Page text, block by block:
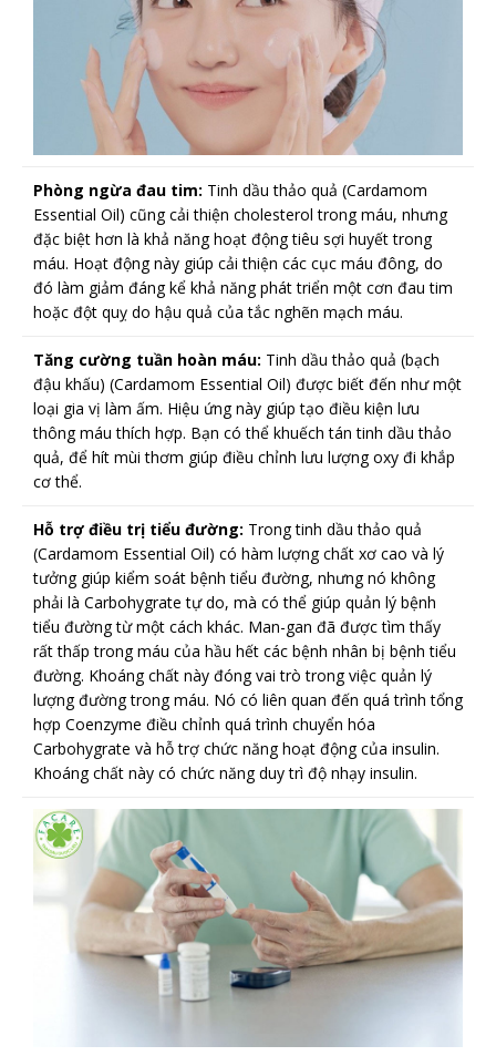
Phòng ngừa đau tim: Tinh dầu thảo quả (Cardamom
Essential Oil) cũng cải thiện cholesterol trong máu, nhưng
đặc biệt hơn là khả năng hoạt động tiêu sợi huyết trong
máu. Hoạt động này giúp cải thiện các cục máu đông, do
đó làm giảm đáng kể khả năng phát triển một cơn đau tim
hoặc đột quỵ do hậu quả của tắc nghẽn mạch máu.
Tăng cường tuần hoàn máu: Tinh dầu thảo quả (bạch
đậu khấu) (Cardamom Essential Oil) được biết đến như một
loại gia vị làm ấm. Hiệu ứng này giúp tạo điều kiện lưu
thông máu thích hợp. Bạn có thể khuếch tán tinh dầu thảo
quả, để hít mùi thơm giúp điều chỉnh lưu lượng oxy đi khắp
cơ thể.
Hỗ trợ điều trị tiểu đường: Trong tinh dầu thảo quả
(Cardamom Essential Oil) có hàm lượng chất xơ cao và lý
tưởng giúp kiểm soát bệnh tiểu đường, nhưng nó không
phải là Carbohygrate tự do, mà có thể giúp quản lý bệnh
tiểu đường từ một cách khác. Man-gan đã được tìm thấy
rất thấp trong máu của hầu hết các bệnh nhân bị bệnh tiểu
đường. Khoáng chất này đóng vai trò trong việc quản lý
lượng đường trong máu. Nó có liên quan đến quá trình tổng
hợp Coenzyme điều chỉnh quá trình chuyển hóa
Carbohygrate và hỗ trợ chức năng hoạt động của insulin.
Khoáng chất này có chức năng duy trì độ nhạy insulin.